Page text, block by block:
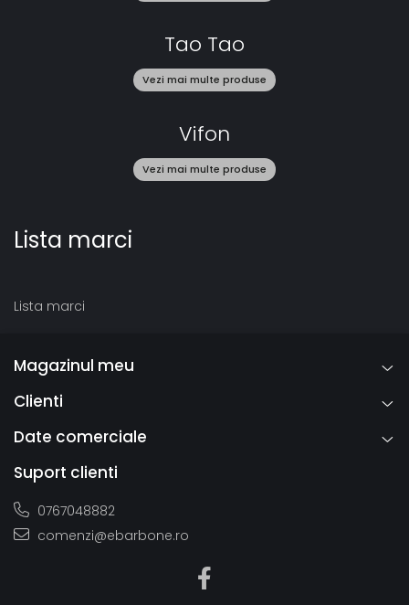
Tao Tao
Vezi mai multe produse
Vifon
Vezi mai multe produse
Lista marci
Lista marci
Magazinul meu
Clienti
Date comerciale
Suport clienti
0767048882
comenzi@ebarbone.ro